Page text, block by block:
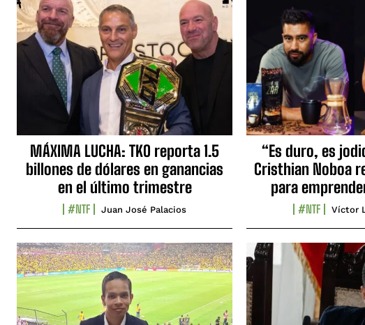
MÁXIMA LUCHA: TKO reporta 1.5
billones de dólares en ganancias
en el último trimestre
#NTF Juan José Palacios
“Es duro, es
Cristhian Noboa
para
#NTF Víctor